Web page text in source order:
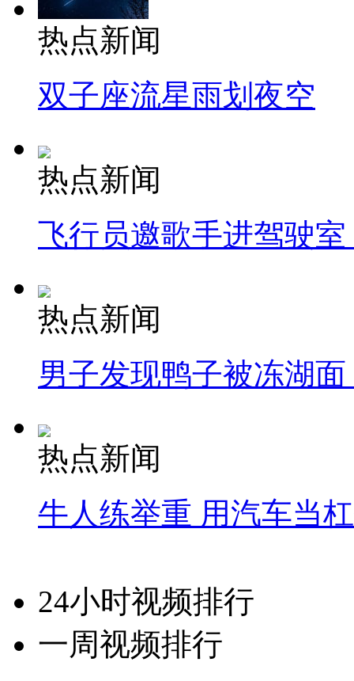
热点新闻
双子座流星雨划夜空
热点新闻
飞行员邀歌手进驾驶
热点新闻
男子发现鸭子被冻湖
热点新闻
牛人练举重 用汽车当
24小时视频排行
一周视频排行